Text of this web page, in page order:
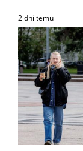
2 dni temu